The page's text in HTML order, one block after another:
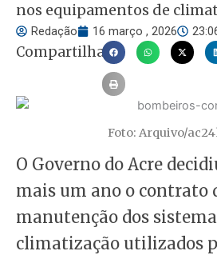
nos equipamentos de
Redação 16 março , 2026
Compartilhar
Foto: Arquivo/
O Governo do Acre
mais um ano o contrato
manutenção dos
climatização utilizados